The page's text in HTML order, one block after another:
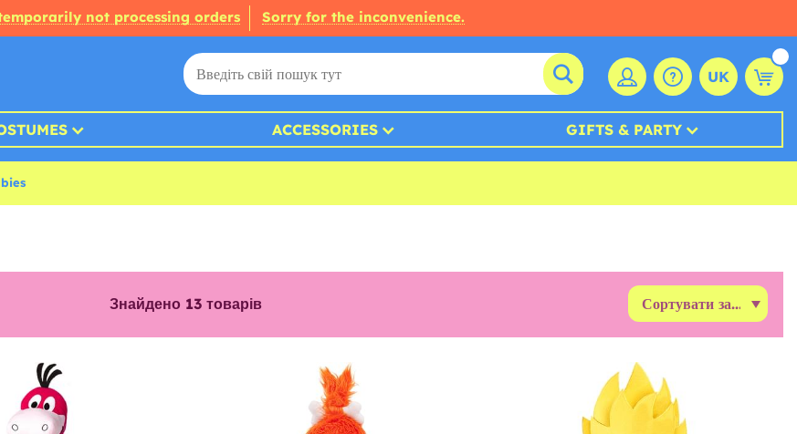
not processing orders Sorry for the inconvenience.
UK
ACCESSORIES GIFTS & PARTY
Знайдено 13 товарів